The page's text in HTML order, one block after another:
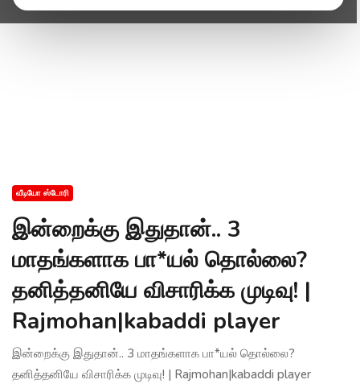
வீடியோ ஸ்டோரி
இன்றைக்கு இதுதான்.. 3
மாதங்களாக பா*யல் தொல்லை?
தனித்தனியே விசாரிக்க முடிவு! |
Rajmohan|kabaddi player
இன்றைக்கு இதுதான்.. 3 மாதங்களாக பா*யல் தொல்லை?
தனித்தனியே விசாரிக்க முடிவு! | Rajmohan|kabaddi player